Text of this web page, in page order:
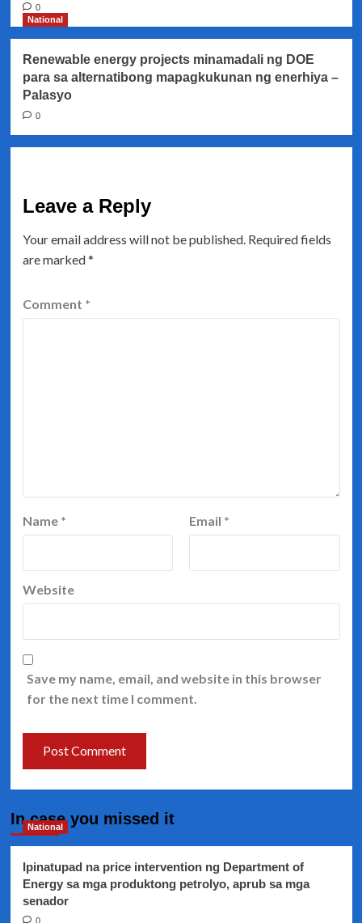
0
National
Renewable energy projects minamadali ng DOE
para sa alternatibong mapagkukunan ng enerhiya –
Palasyo
0
Leave a Reply
Your email address will not be published. Required fields
are marked*
Comment *
Name * Email *
Website
Save my name, email, and website in this browser
for the next time I comment.
In case you missed it
National
Ipinatupad na price intervention ng Department of
Energy sa mga produktong petrolyo, aprub sa mga
senador
0